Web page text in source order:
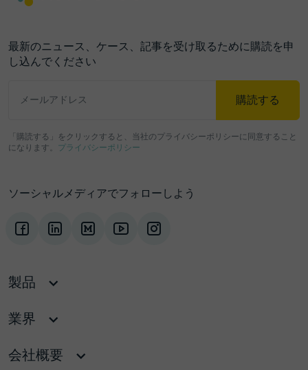
最新のニュース、ケース、記事を受け取るために購読を申
し込んでください
メールアドレス 購読する
「購読する」をクリックすると、当社のプライバシーポリシーに同意すること
になります。 プライバシーポリシー
ソーシャルメディアでフォローしよう
製品
業界
会社概要